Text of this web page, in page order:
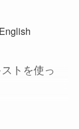
トを使っ